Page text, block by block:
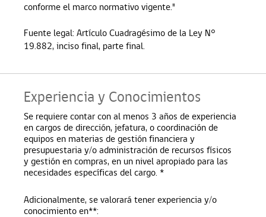
conforme el marco normativo vigente."
Fuente legal: Artículo Cuadragésimo de la Ley N°
19.882, inciso final, parte final.
Experiencia y Conocimientos
Se requiere contar con al menos 3 años de experiencia
en cargos de dirección, jefatura, o coordinación de
equipos en materias de gestión financiera y
presupuestaria y/o administración de recursos físicos
y gestión en compras, en un nivel apropiado para las
necesidades específicas del cargo. *
Adicionalmente, se valorará tener experiencia y/o
conocimiento en**: